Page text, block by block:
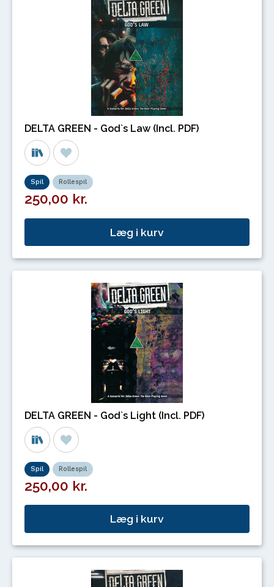
DELTA GREEN - God`s Law (Incl. PDF)
Spil Rollespil
250,00 kr.
Læg i kurv
DELTA GREEN - God`s Light (Incl. PDF)
Spil Rollespil
250,00 kr.
Læg i kurv